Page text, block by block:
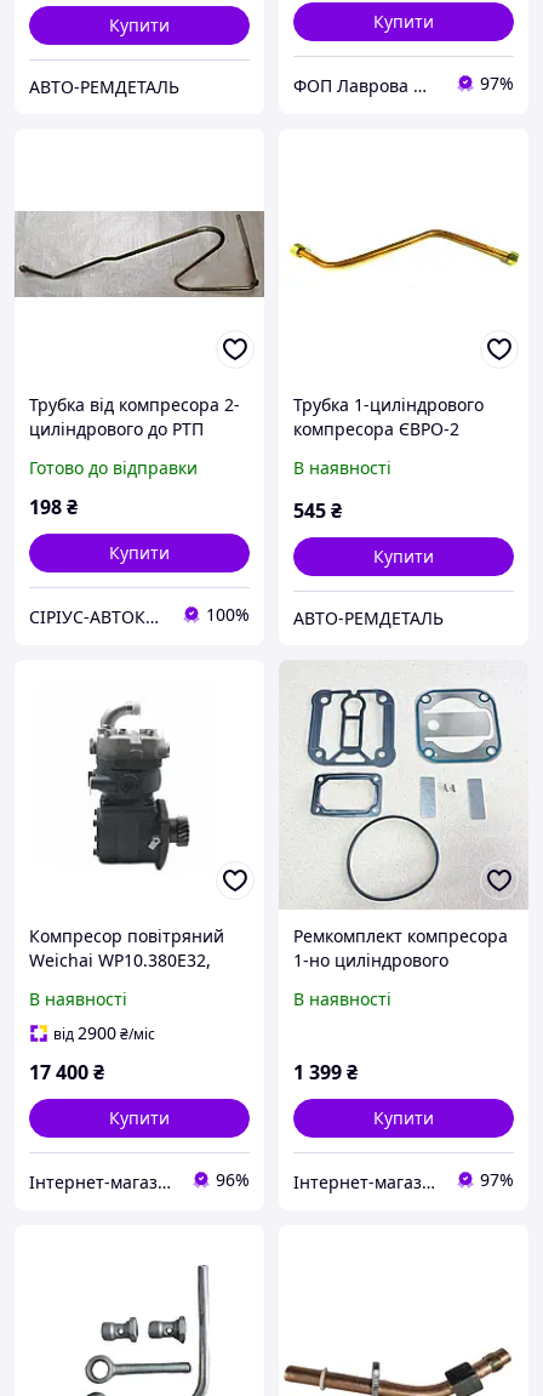
Купити
АВТО-РЕМДЕТАЛЬ
Купити
ФОП Лаврова Марія Михайлівна 97%
Трубка від компресора 2-
циліндрового до РТП
Готово до відправки
198₴
Купити
СІРІУС-АВТОКОМ 100%
Трубка 1-циліндрового
компресора ЄВРО-2
охолоджувача) 65115-
3506190
В наявності
545₴
Купити
АВТО-РЕМДЕТАЛЬ
Компресор повітряний
Weichai WP10.380E32,
циліндровий.
612600130777
В наявності
від2900₴/міс
17 400₴
Купити
Інтернет-магазин "Novida" 96%
Ремкомплект компресора
1-но циліндрового
ЯМЗ-534,536 ЄВРО-4.
В наявності
1 399₴
Купити
Інтернет-магазин "Деталіон" 97%